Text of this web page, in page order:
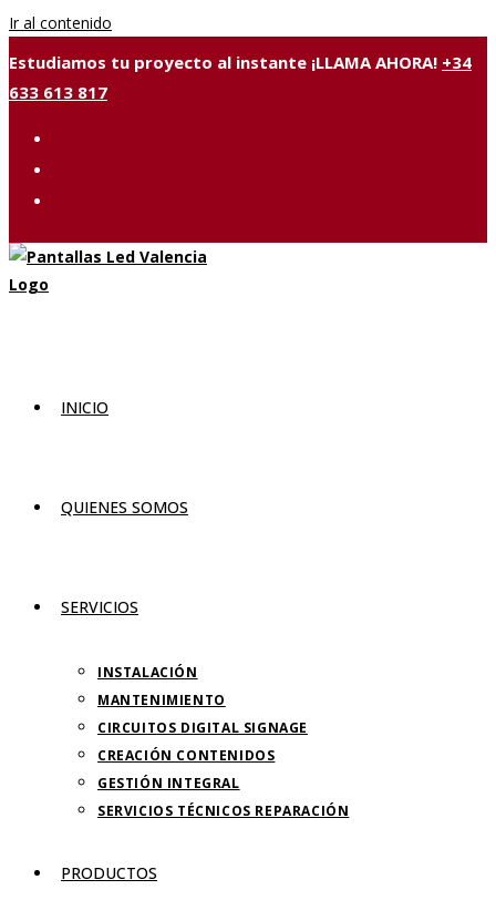
Ir al contenido
Estudiamos tu proyecto al instante ¡LLAMA AHORA! +34
633 613 817
INICIO
QUIENES SOMOS
SERVICIOS
INSTALACIÓN
MANTENIMIENTO
CIRCUITOS DIGITAL SIGNAGE
CREACIÓN CONTENIDOS
GESTIÓN INTEGRAL
SERVICIOS TÉCNICOS REPARACIÓN
PRODUCTOS